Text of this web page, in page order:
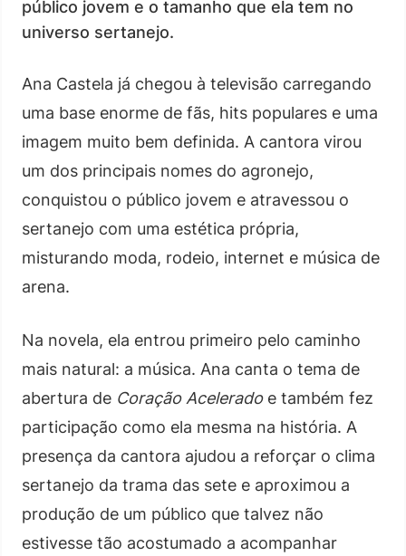
público jovem e o tamanho que ela tem no
universo sertanejo.
Ana Castela já chegou à televisão carregando
uma base enorme de fãs, hits populares e uma
imagem muito bem definida. A cantora virou
um dos principais nomes do agronejo,
conquistou o público jovem e atravessou o
sertanejo com uma estética própria,
misturando moda, rodeio, internet e música de
arena.
Na novela, ela entrou primeiro pelo caminho
mais natural: a música. Ana canta o tema de
abertura de Coração Aceleradoe também fez
participação como ela mesma na história. A
presença da cantora ajudou a reforçar o clima
sertanejo da trama das sete e aproximou a
produção de um público que talvez não
estivesse tão acostumado a acompanhar